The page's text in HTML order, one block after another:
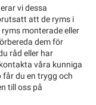
vi dessa
att de ryms i
monterade eller
dem för
råd eller har
våra kunniga
du en trygg och
till oss på